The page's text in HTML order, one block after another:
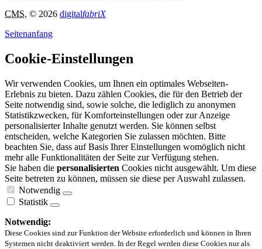
CMS, © 2026 digitalfabriX
Seitenanfang
Cookie-Einstellungen
Wir verwenden Cookies, um Ihnen ein optimales Webseiten-
Erlebnis zu bieten. Dazu zählen Cookies, die für den Betrieb der
Seite notwendig sind, sowie solche, die lediglich zu anonymen
Statistikzwecken, für Komforteinstellungen oder zur Anzeige
personalisierter Inhalte genutzt werden. Sie können selbst
entscheiden, welche Kategorien Sie zulassen möchten. Bitte
beachten Sie, dass auf Basis Ihrer Einstellungen womöglich nicht
mehr alle Funktionalitäten der Seite zur Verfügung stehen.
Sie haben die personalisierten Cookies nicht ausgewählt. Um diese
Seite betreten zu können, müssen sie diese per Auswahl zulassen.
Notwendig
Statistik
Notwendig:
Diese Cookies sind zur Funktion der Website erforderlich und können in Ihren
Systemen nicht deaktiviert werden. In der Regel werden diese Cookies nur als